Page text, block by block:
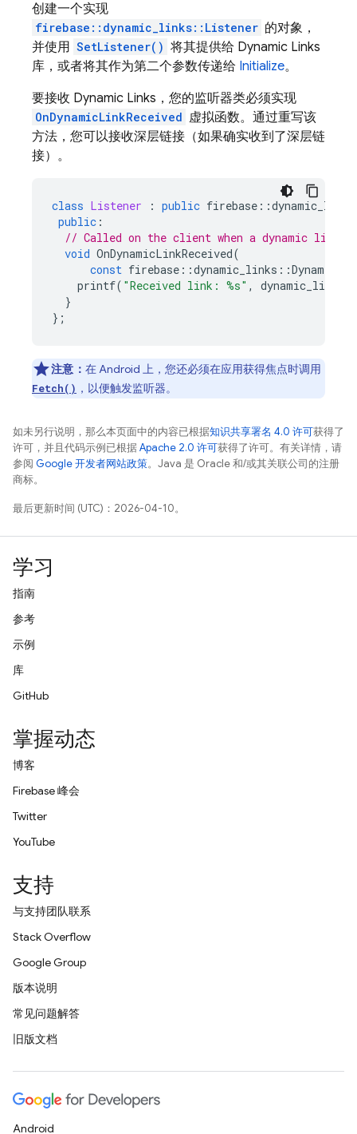
创建一个实现
firebase::dynamic_links::Listener 的对象，
并使用 SetListener() 将其提供给 Dynamic Links
库，或者将其作为第二个参数传递给 Initialize。
要接收 Dynamic Links ，您的监听器类必须实现
OnDynamicLinkReceived 虚拟函数。通过重写该
方法，您可以接收深层链接（如果确实收到了深层链
接）。
class Listener : public firebase ::dynamic_links
public :
// Called on the client when a dynamic link
void OnDynamicLinkReceived(
const firebase ::dynamic_links ::
printf( "Received link: %s" , dynamic_link
}
};
注意： 在 Android 上，您还必须在应用获得焦点时调用
Fetch() ，以便触发监听器。
如未另行说明，那么本页面中的内容已根据知识共享署名 4.0 许可获得了
许可，并且代码示例已根据Apache 2.0 许可获得了许可。有关详情，请
参阅 Google 开发者网站政策。Java 是 Oracle 和/或其关联公司的注册
商标。
最后更新时间 (UTC)：2026-04-10。
学习
指南
参考
示例
库
GitHub
掌握动态
博客
Firebase 峰会
Twitter
YouTube
支持
与支持团队联系
Stack Overflow
Google Group
版本说明
常见问题解答
旧版文档
Android